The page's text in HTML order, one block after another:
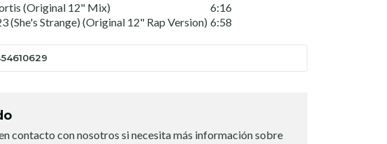
(Original 12" Mix)
6:16
(She's Strange) (Original 12" Rap Version) 6:58
contacto con nosotros si necesita más información sobre